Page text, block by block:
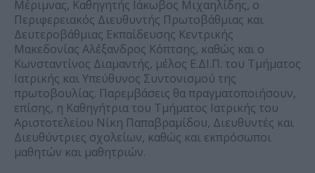
Μέριμνας, Καθηγητής Ιάκωβος Μιχαηλίδης, ο
Περιφερειακός Διευθυντής Πρωτοβάθμιας και
Δευτεροβάθμιας Εκπαίδευσης Κεντρικής
Μακεδονίας Αλέξανδρος Κόπτσης, καθώς και ο
Κωνσταντίνος Διαμαντής, μέλος Ε.ΔΙ.Π. του Τμήματος
Ιατρικής και Υπεύθυνος Συντονισμού της
πρωτοβουλίας. Παρεμβάσεις θα πραγματοποιήσουν,
επίσης, η Καθηγήτρια του Τμήματος Ιατρικής του
Αριστοτελείου Νίκη Παπαβραμίδου, Διευθυντές και
Διευθύντριες σχολείων, καθώς και εκπρόσωποι
μαθητών και μαθητριών.